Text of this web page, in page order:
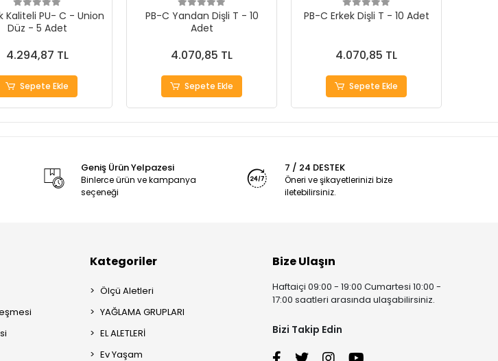
Kaliteli PU- C - Union
Düz - 5 Adet
4.294,87 TL
Sepete Ekle
PB-C Yandan Dişli T - 10
Adet
4.070,85 TL
Sepete Ekle
PB-C Erkek Dişli T - 10 Adet
4.070,85 TL
Sepete Ekle
Geniş Ürün Yelpazesi
Binlerce ürün ve kampanya
seçeneği
7 / 24 DESTEK
Öneri ve şikayetlerinizi bize
iletebilirsiniz.
Kategoriler
Ölçü Aletleri
YAĞLAMA GRUPLARI
EL ALETLERİ
Ev Yaşam
Bize Ulaşın
Haftaiçi 09:00 - 19:00 Cumartesi 10:00 -
17:00 saatleri arasında ulaşabilirsiniz.
Bizi Takip Edin